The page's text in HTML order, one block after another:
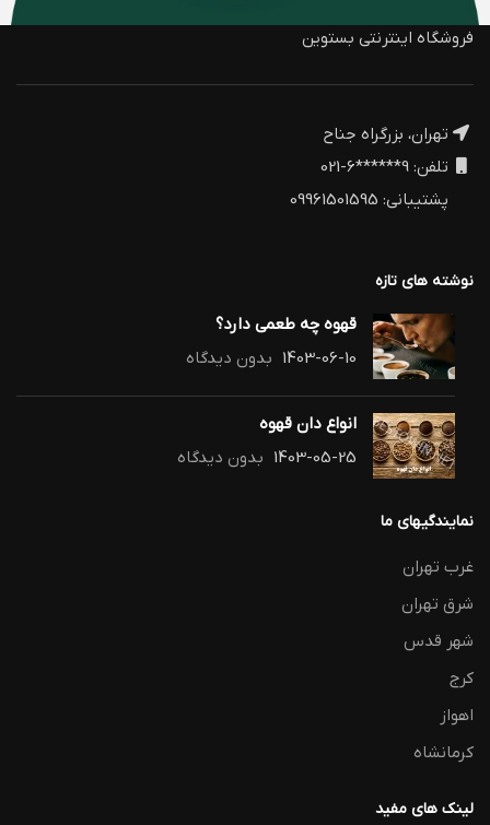
فروشگاه اینترنتی بستوین
تهران، بزرگراه جناح
تلفن: 9******6-021
پشتیبانی: 09961501595
نوشته های تازه
قهوه چه طعمی دارد؟
1403-06-10 بدون دیدگاه
انواع دان قهوه
1403-05-25 بدون دیدگاه
نمایندگیهای ما
غرب تهران
شرق تهران
شهر قدس
کرج
اهواز
کرمانشاه
لینک های مفید